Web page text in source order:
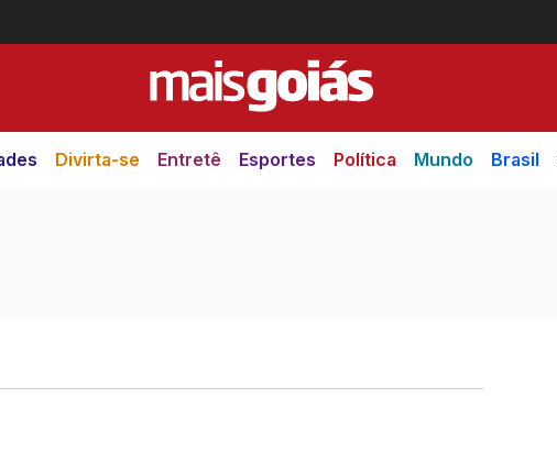
Divirta-se Entretê Esportes Política Mundo Brasil